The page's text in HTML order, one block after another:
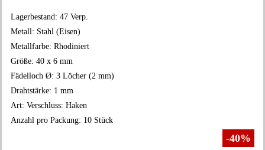
Lagerbestand: 47 Verp.
Metall: Stahl (Eisen)
Metallfarbe: Rhodiniert
Größe: 40 x 6 mm
Fädelloch Ø: 3 Löcher (2 mm)
Drahtstärke: 1 mm
Art: Verschluss: Haken
Anzahl pro Packung: 10 Stück
-40%